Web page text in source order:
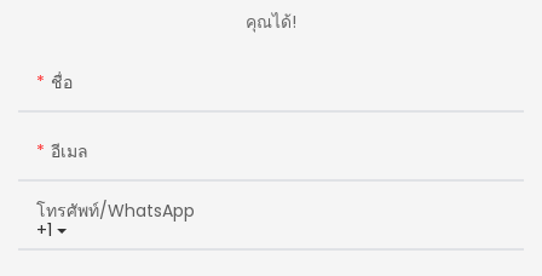
คุณได้!
ชื่อ
อีเมล
+1
โทรศัพท์/WhatsApp